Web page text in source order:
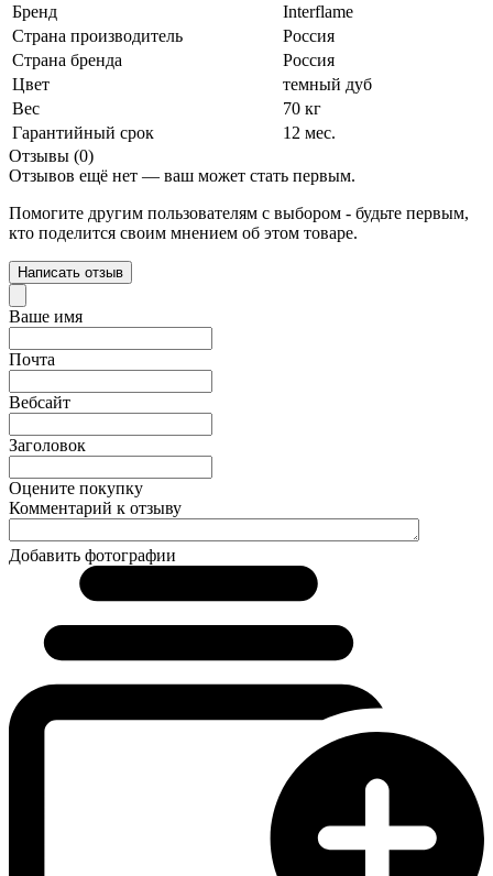
Бренд
Interflame
Страна производитель
Россия
Страна бренда
Россия
Цвет
темный дуб
Вес
70 кг
Гарантийный срок
12 мес.
Отзывы (0)
Отзывов ещё нет — ваш может стать первым.
Помогите другим пользователям с выбором - будьте первым,
кто поделится своим мнением об этом товаре.
Написать отзыв
Ваше имя
Почта
Вебсайт
Заголовок
Оцените покупку
Комментарий к отзыву
Добавить фотографии